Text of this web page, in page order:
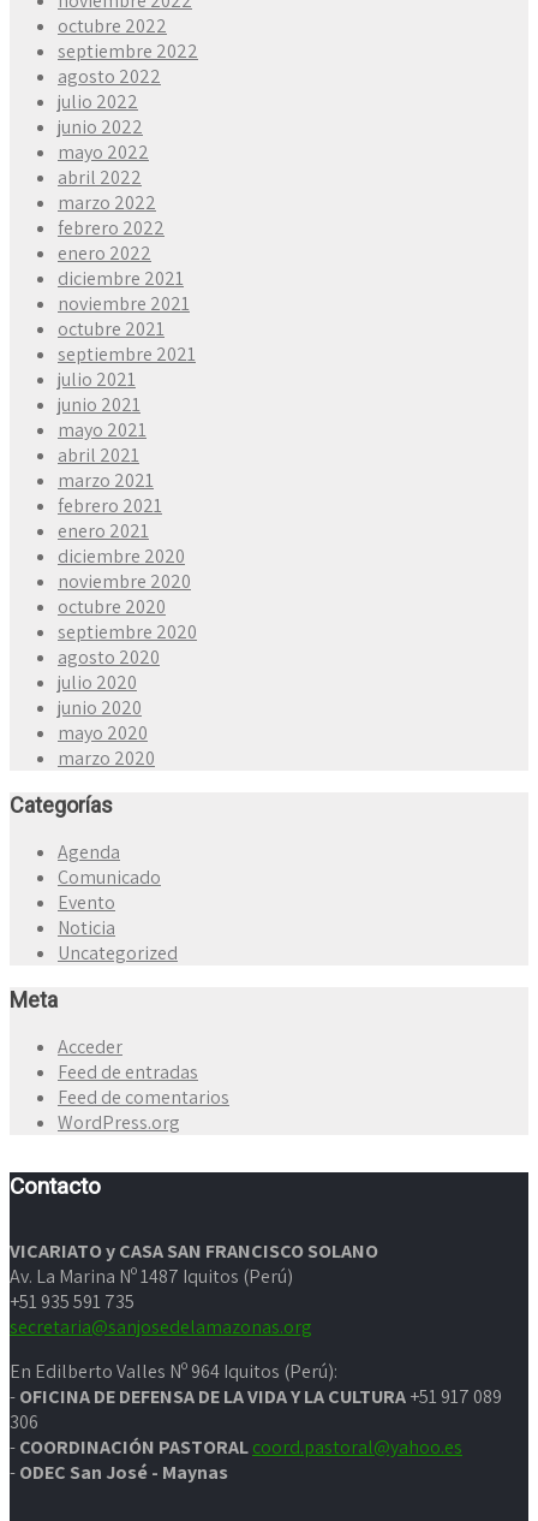
octubre 2022
septiembre 2022
agosto 2022
julio 2022
junio 2022
mayo 2022
abril 2022
marzo 2022
febrero 2022
enero 2022
diciembre 2021
noviembre 2021
octubre 2021
septiembre 2021
julio 2021
junio 2021
mayo 2021
abril 2021
marzo 2021
febrero 2021
enero 2021
diciembre 2020
noviembre 2020
octubre 2020
septiembre 2020
agosto 2020
julio 2020
junio 2020
mayo 2020
marzo 2020
Categorías
Agenda
Comunicado
Evento
Noticia
Uncategorized
Meta
Acceder
Feed de entradas
Feed de comentarios
WordPress.org
Contacto
VICARIATO y CASA SAN FRANCISCO SOLANO
Av. La Marina Nº 1487 Iquitos (Perú)
+51 935 591 735
secretaria@sanjosedelamazonas.org
En Edilberto Valles Nº 964 Iquitos (Perú):
-OFICINA DE DEFENSA DE LA VIDA Y LA CULTURA+51 917 089
306
-COORDINACIÓN PASTORALcoord.pastoral@yahoo.es
-ODEC San José - Maynas